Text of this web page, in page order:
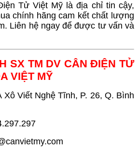
Tử Việt Mỹ là địa chỉ tin cậy,
chính hãng cam kết chất lượng
Liên hệ ngay để được tư vấn và
SX TM DV CÂN ĐIỆN TỬ
VIỆT MỸ
Viết Nghệ Tĩnh, P. 26, Q. Bình